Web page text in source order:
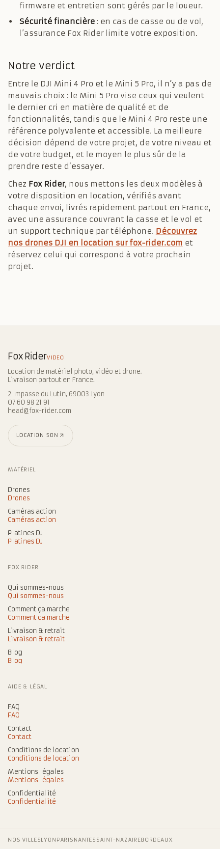
firmware et entretien sont gérés par le loueur.
Sécurité financière : en cas de casse ou de vol,
l’assurance Fox Rider limite votre exposition.
Notre verdict
Entre le DJI Mini 4 Pro et le Mini 5 Pro, il n’y a pas de
mauvais choix : le Mini 5 Pro vise ceux qui veulent
le dernier cri en matière de qualité et de
fonctionnalités, tandis que le Mini 4 Pro reste une
référence polyvalente et accessible. La meilleure
décision dépend de votre projet, de votre niveau et
de votre budget, et le moyen le plus sûr de la
prendre reste d’essayer.
Chez Fox Rider, nous mettons les deux modèles à
votre disposition en location, vérifiés avant
chaque envoi, livrés rapidement partout en France,
avec une assurance couvrant la casse et le vol et
un support technique par téléphone. Découvrez
nos drones DJI en location sur fox-rider.com et
réservez celui qui correspond à votre prochain
projet.
Fox RiderVIDEO
Location de matériel photo, vidéo et drone.
Livraison partout en France.
2 Impasse du Lutin, 69003 Lyon
07 60 98 21 91
head@fox-rider.com
LOCATION SON
MATÉRIEL
Drones
Drones
Caméras action
Caméras action
Platines DJ
Platines DJ
FOX RIDER
Qui sommes-nous
Qui sommes-nous
Comment ça marche
Comment ça marche
Livraison & retrait
Livraison & retrait
Blog
Blog
AIDE & LÉGAL
FAQ
FAQ
Contact
Contact
Conditions de location
Conditions de location
Mentions légales
Mentions légales
Confidentialité
Confidentialité
NOS VILLESLYON PARIS NANTES SAINT-NAZAIREBORDEAUX